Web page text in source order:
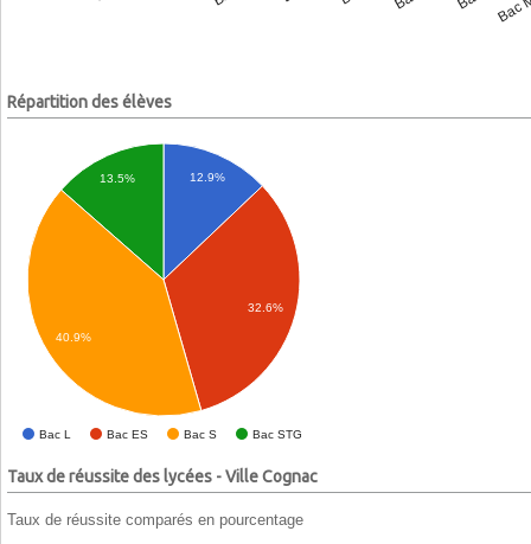
Répartition des élèves
Bac L Bac ES Bac S Bac STG
12.9%
32.6%
13.5%
40.9%
Taux de réussite des lycées - Ville Cognac
Taux de réussite comparés en pourcentage